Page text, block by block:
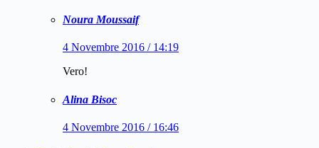
Noura Moussaif
4 Novembre 2016 / 14:19
Vero!
Alina Bisoc
4 Novembre 2016 / 16:46